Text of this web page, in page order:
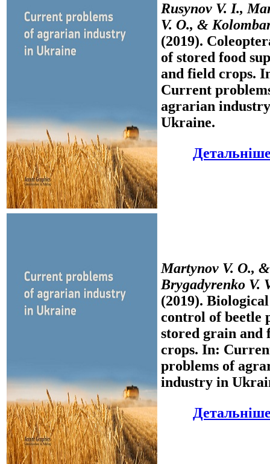
Rusynov V. I.,
V. O., &
(2019).
of stored food
and field crops.
Current
agrarian
Ukraine.
Martynov V. O., &
Brygadyrenko V.
(2019). Biological
control of beetle
stored grain and
crops. In:
problems of
industry in